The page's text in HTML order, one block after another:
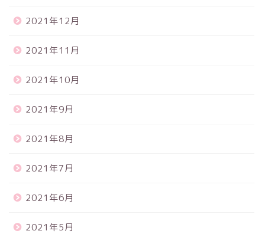
2021年12月
2021年11月
2021年10月
2021年9月
2021年8月
2021年7月
2021年6月
2021年5月